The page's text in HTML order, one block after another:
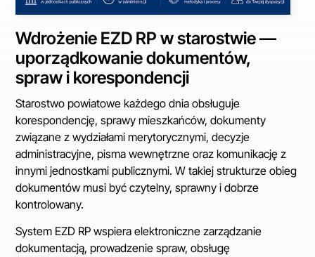
Wdrożenie EZD RP w starostwie —
uporządkowanie dokumentów,
spraw i korespondencji
Starostwo powiatowe każdego dnia obsługuje
korespondencję, sprawy mieszkańców, dokumenty
związane z wydziałami merytorycznymi, decyzje
administracyjne, pisma wewnętrzne oraz komunikację z
innymi jednostkami publicznymi. W takiej strukturze obieg
dokumentów musi być czytelny, sprawny i dobrze
kontrolowany.
System EZD RP wspiera elektroniczne zarządzanie
dokumentacją, prowadzenie spraw, obsługę